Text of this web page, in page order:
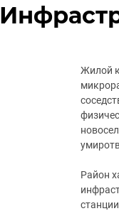
Жилой
Район